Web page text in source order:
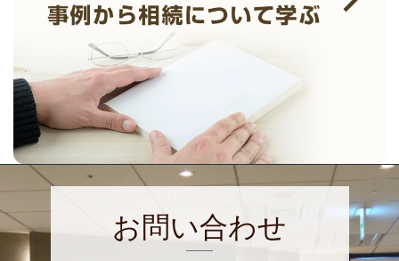
お問い合わせ